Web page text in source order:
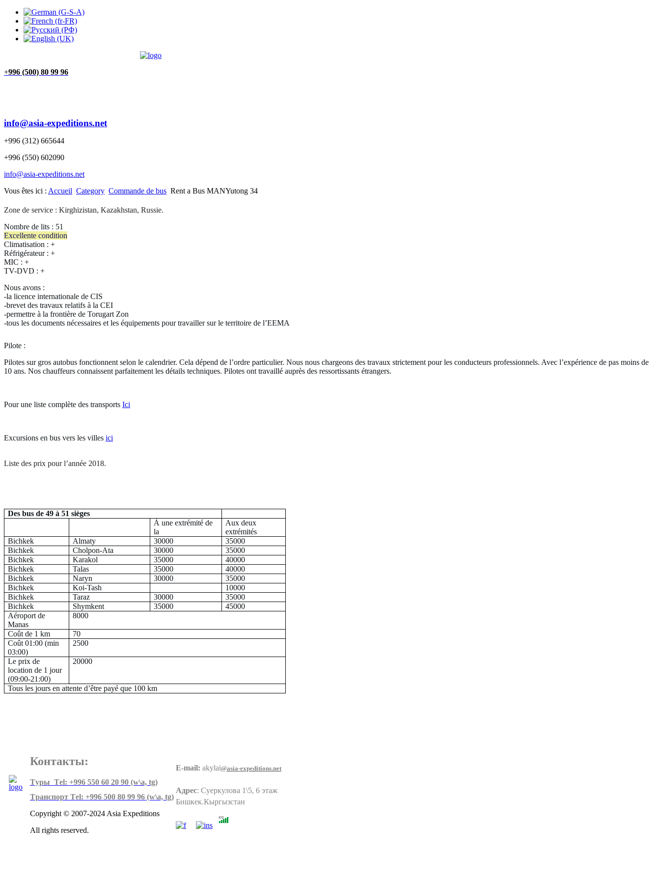
+996 (500) 80 99 96
info@asia-expeditions.net
+996 (312) 665644
+996 (550) 602090
info@asia-expeditions.net
Vous êtes ici : Accueil Category Commande de bus Rent a Bus MANYutong 34
Zone de service : Kirghizistan, Kazakhstan, Russie.
Nombre de lits : 51
Excellente condition
Climatisation : +
Réfrigérateur : +
MIC : +
TV-DVD : +
Nous avons :
-la licence internationale de CIS
-brevet des travaux relatifs à la CEI
-permettre à la frontière de Torugart Zon
-tous les documents nécessaires et les équipements pour travailler sur le territoire de l’EEMA
Pilote :
Pilotes sur gros autobus fonctionnent selon le calendrier. Cela dépend de l’ordre particulier. Nous nous chargeons des travaux strictement pour les conducteurs professionnels. Avec l’expérience de pas moins de
10 ans. Nos chauffeurs connaissent parfaitement les détails techniques. Pilotes ont travaillé auprès des ressortissants étrangers.
Pour une liste complète des transports Ici
Excursions en bus vers les villes ici
Liste des prix pour l’année 2018.
Des bus de 49 à 51 sièges
À une extrémité de
la
Aux deux
extrémités
Bichkek
Almaty 30000
35000
Bichkek
Cholpon-Ata 30000
35000
Bichkek
Karakol 35000
40000
Bichkek
Talas 35000
40000
Bichkek
Naryn 30000
35000
Bichkek
Koi-Tash
10000
Bichkek
Taraz 30000
35000
Bichkek
Shymkent 35000
45000
Aéroport de
Manas
8000
Coût de 1 km
70
Coût 01:00 (min
03:00)
2500
Le prix de
location de 1 jour
(09:00-21:00)
20000
Tous les jours en attente d’être payé que 100 km
Контакты:
Tуры Тel: +996 550 60 20 90 (w\a, tg)
Tранспорт Тel: +996 500 80 99 96 (w\a, tg)
Copyright © 2007-2024 Asia Expeditions
All rights reserved.
E-mail: akylai@asia-expeditions.net
Адрес: Суеркулова 1\5, 6 этаж
Бишкек.Кыргызстан